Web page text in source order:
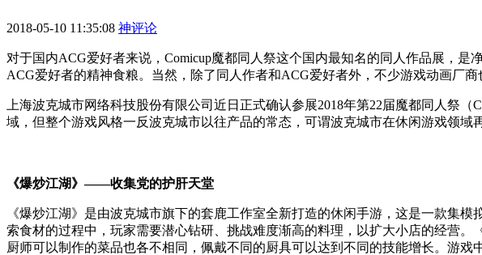
2018-05-10 11:35:08 神评论
对于国内ACG爱好者来说，Comicup魔都同人祭这个国内最知名的同人作品展，
ACG爱好者的精神食粮。当然，除了同人作者和ACG爱好者外，不少游戏动画厂
上海波克城市网络科技股份有限公司近日正式确认参展2018年第22届魔都同人祭
域，但整个游戏风格一反波克城市以往产品的常态，可谓波克城市在休闲游戏领域
《爆炒江湖》——收集党的护肝天堂
《爆炒江湖》是由波克城市旗下的套鹿工作室全新打造的休闲手游，这是一款集
索食材的过程中，玩家需要潜心钻研、挑战难度渐高的料理，以扩大小店的经营
厨师可以制作的菜品也各不相同，佩戴不同的厨具可以达到不同的技能增长。游